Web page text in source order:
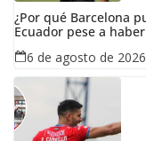
¿Por qué Barcelona
Ecuador pese a
6 de agosto de 2026